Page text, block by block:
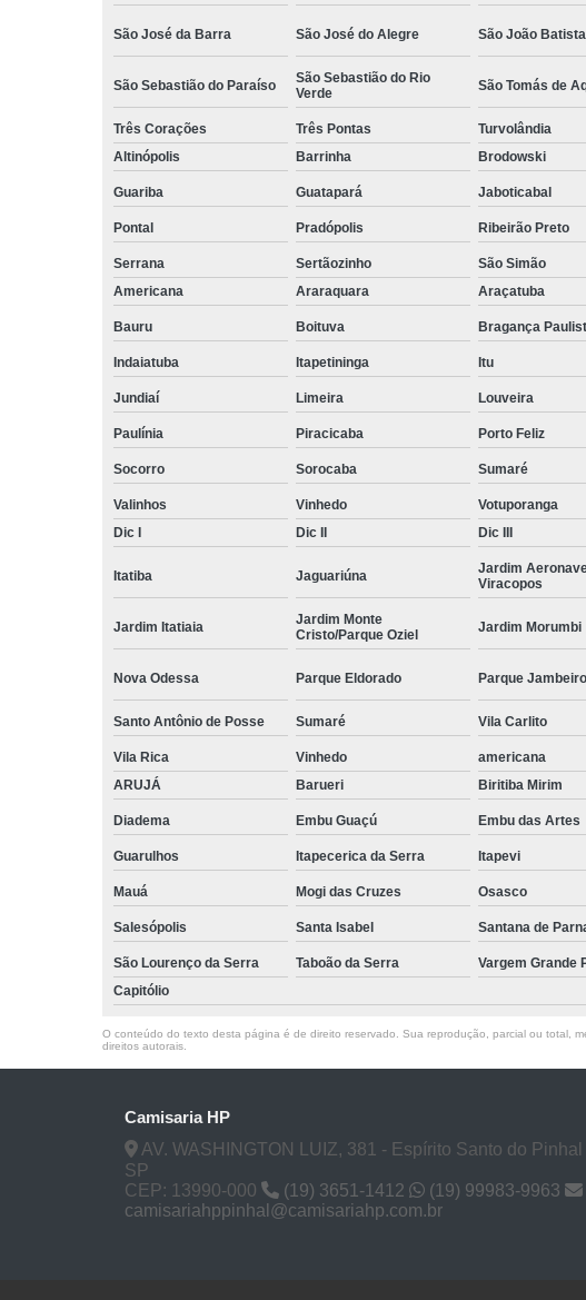
São José da Barra São José do Alegre São João
São Sebastião do Paraíso
São Sebastião do Rio
Verde
São Tomás de
Três Corações Três Pontas Turvolândia
Altinópolis
Barrinha Brodowski
Guariba Guatapará Jaboticabal
Pontal Pradópolis Ribeirão Preto
Serrana Sertãozinho São Simão
Americana
Araraquara Araçatuba
Bauru Boituva Bragança
Indaiatuba Itapetininga Itu
Jundiaí Limeira Louveira
Paulínia Piracicaba Porto Feliz
Socorro Sorocaba Sumaré
Valinhos Vinhedo
Votuporanga
Dic I
Dic II Dic III
Itatiba Jaguariúna
Jardim
Viracopos
Jardim Itatiaia
Jardim Monte
Cristo/Parque Oziel
Jardim Morumbi
Nova Odessa Parque Eldorado Parque Jambeiro
Santo Antônio de Posse Sumaré Vila Carlito
Vila Rica Vinhedo
americana
ARUJÁ
Barueri Biritiba Mirim
Diadema Embu Guaçú Embu das Artes
Guarulhos Itapecerica da Serra Itapevi
Mauá Mogi das Cruzes Osasco
Salesópolis Santa Isabel Santana de
São Lourenço da Serra Taboão da Serra
Vargem Grande
Capitólio
O conteúdo do texto desta página é de direito reservado. Sua reprodução, parcial ou total,
direitos autorais
Camisaria HP
AV. WASHINGTON LUIZ, 381 - Espírito Santo do Pinhal
SP
CEP: 13990-000
(19) 3651-1412
(19) 99983-9963
camisariahppinhal@camisariahp.com.br